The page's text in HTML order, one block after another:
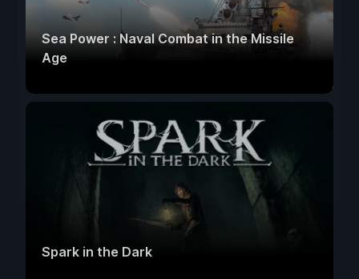
Sea Power : Naval Combat in the Missile
Age
Spark in the Dark